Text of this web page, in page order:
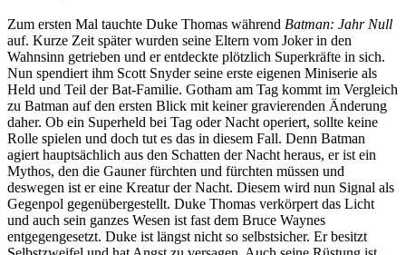
Zum ersten Mal tauchte Duke Thomas während Batman: Jahr Null
auf. Kurze Zeit später wurden seine Eltern vom Joker in den
Wahnsinn getrieben und er entdeckte plötzlich Superkräfte in sich.
Nun spendiert ihm Scott Snyder seine erste eigenen Miniserie als
Held und Teil der Bat-Familie. Gotham am Tag kommt im Vergleich
zu Batman auf den ersten Blick mit keiner gravierenden Änderung
daher. Ob ein Superheld bei Tag oder Nacht operiert, sollte keine
Rolle spielen und doch tut es das in diesem Fall. Denn Batman
agiert hauptsächlich aus den Schatten der Nacht heraus, er ist ein
Mythos, den die Gauner fürchten und fürchten müssen und
deswegen ist er eine Kreatur der Nacht. Diesem wird nun Signal als
Gegenpol gegenübergestellt. Duke Thomas verkörpert das Licht
und auch sein ganzes Wesen ist fast dem Bruce Waynes
entgegengesetzt. Duke ist längst nicht so selbstsicher. Er besitzt